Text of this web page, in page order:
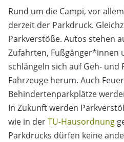
Rund um die Campi, vor
derzeit der Parkdruck.
Parkverstöße. Autos stehen
Zufahrten, Fußgänger*innen
schlängeln sich auf Geh- und
Fahrzeuge herum. Auch
Behindertenparkplätze
In Zukunft werden
wie in derTU-Hausordnung
Parkdrucks dürfen keine